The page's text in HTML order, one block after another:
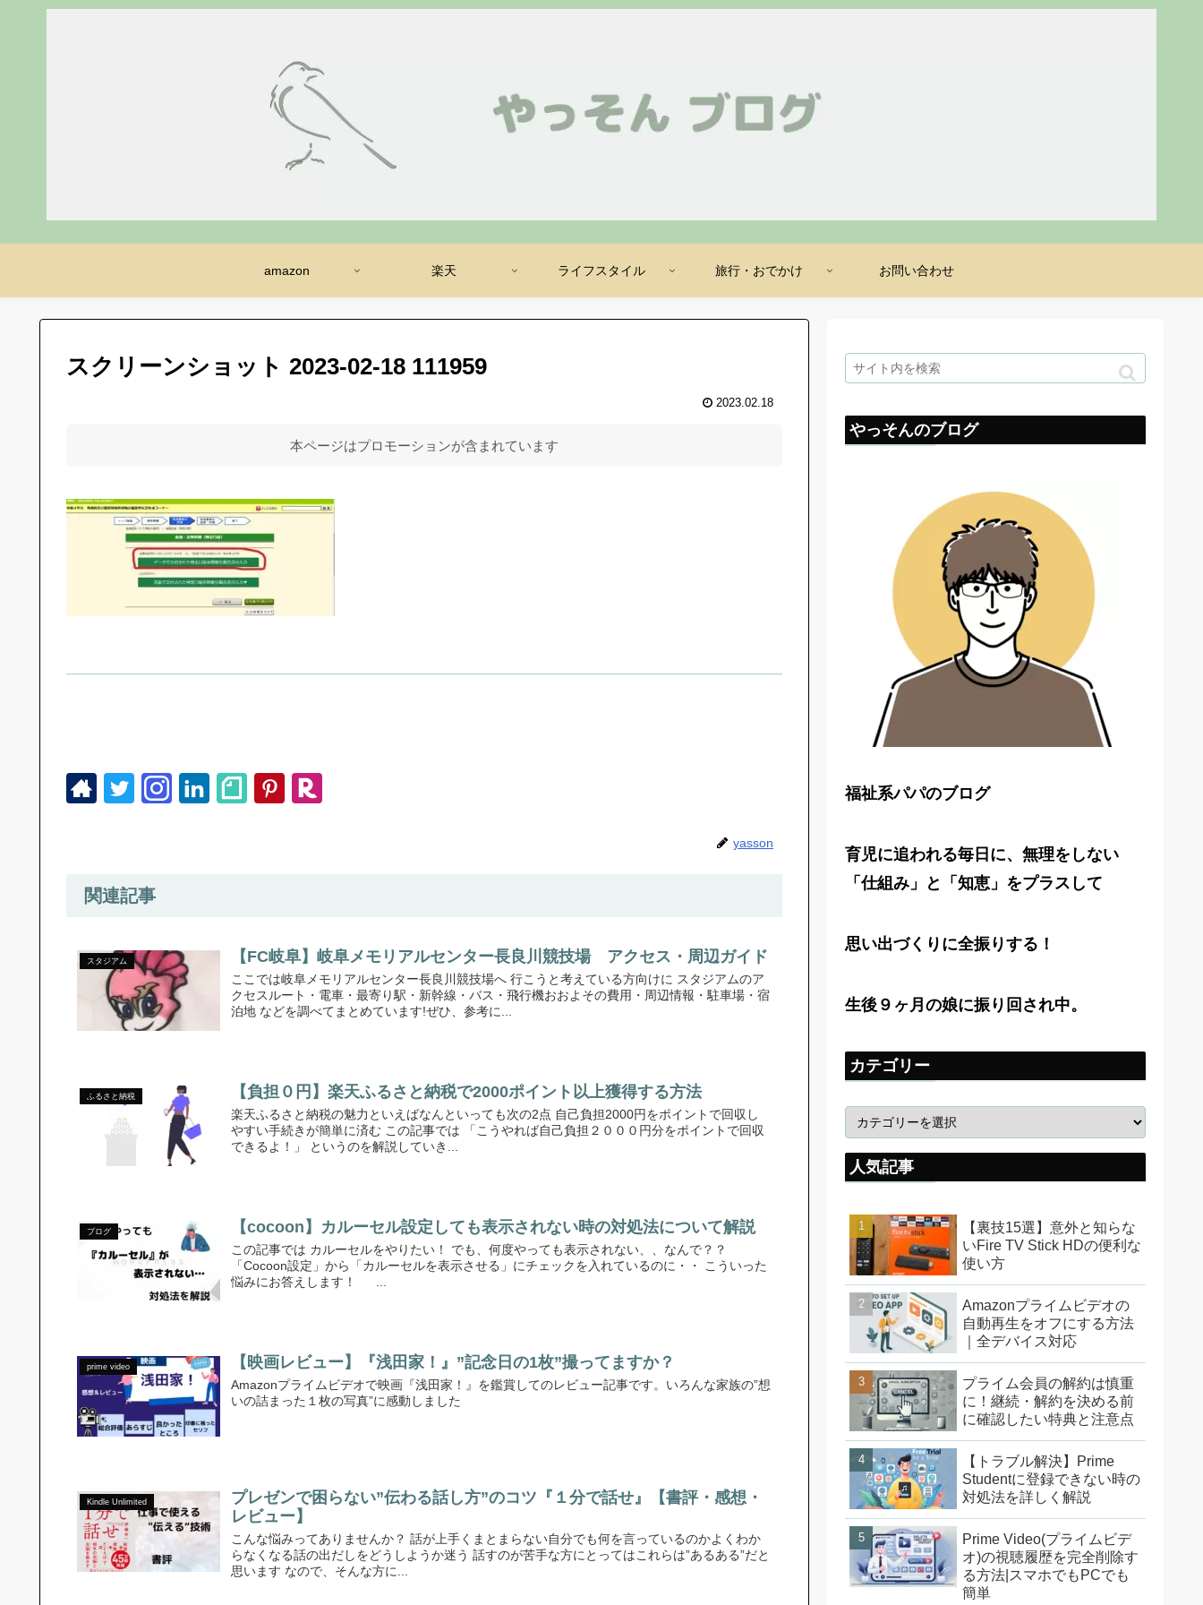
amazon 楽天 ライフスタイル 旅行・おでかけ お問い合わせ
スクリーンショット 2023-02-18 111959
2023.02.18
本ページはプロモーションが含まれています
yasson
関連記事
スタジアム 【FC岐阜】岐阜メモリアルセンター長良川競技場 アクセス・周辺ガイド
ここでは岐阜メモリアルセンター長良川競技場へ 行こうと考えている方向けに スタジアムのア
クセスルート・電車・最寄り駅・新幹線・バス・飛行機おおよその費用・周辺情報・駐車場・宿
泊地 などを調べてまとめています!ぜひ、参考に...
ふるさと納税 【負担０円】楽天ふるさと納税で2000ポイント以上獲得する方法
楽天ふるさと納税の魅力といえばなんといっても次の2点 自己負担2000円をポイントで回収し
やすい手続きが簡単に済む この記事では 「こうやれば自己負担２０００円分をポイントで回収
できるよ！」 というのを解説していき...
ブログ 【cocoon】カルーセル設定しても表示されない時の対処法について解説
この記事では カルーセルをやりたい！ でも、何度やっても表示されない、、なんで？？
「Cocoon設定」から「カルーセルを表示させる」にチェックを入れているのに・・ こういった
悩みにお答えします！ ...
prime video 【映画レビュー】『浅田家！』”記念日の1枚”撮ってますか？
Amazonプライムビデオで映画『浅田家！』を鑑賞してのレビュー記事です。いろんな家族の”想
いの詰まった１枚の写真”に感動しました
Kindle Unlimited
プレゼンで困らない”伝わる話し方”のコツ『１分で話せ』【書評・感想・
レビュー】
こんな悩みってありませんか？ 話が上手くまとまらない自分でも何を言っているのかよくわか
らなくなる話の出だしをどうしようか迷う 話すのが苦手な方にとってはこれらは”あるある”だと
思います なので、そんな方に...
やっそんのブログ
福祉系パパのブログ
育児に追われる毎日に、無理をしない
「仕組み」と「知恵」をプラスして
思い出づくりに全振りする！
生後９ヶ月の娘に振り回され中。
カテゴリー
人気記事
【裏技15選】意外と知らな
いFire TV Stick HDの便利な
使い方
Amazonプライムビデオの
自動再生をオフにする方法
｜全デバイス対応
プライム会員の解約は慎重
に！継続・解約を決める前
に確認したい特典と注意点
【トラブル解決】Prime
Studentに登録できない時の
対処法を詳しく解説
Prime Video(プライムビデ
オ)の視聴履歴を完全削除す
る方法|スマホでもPCでも
簡単